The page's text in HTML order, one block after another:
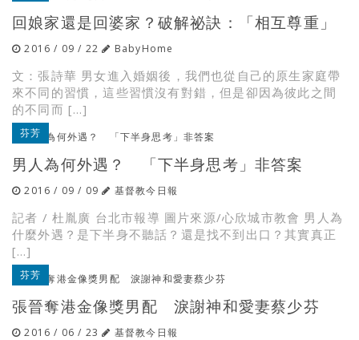
回娘家還是回婆家？破解祕訣：「相互尊重」
2016 / 09 / 22 BabyHome
文：張詩華 男女進入婚姻後，我們也從自己的原生家庭帶
來不同的習慣，這些習慣沒有對錯，但是卻因為彼此之間
的不同而 […]
芬芳
男人為何外遇？ 「下半身思考」非答案
2016 / 09 / 09 基督教今日報
記者 / 杜胤廣 台北市報導 圖片來源/心欣城市教會 男人為
什麼外遇？是下半身不聽話？還是找不到出口？其實真正
[…]
芬芳
張晉奪港金像獎男配 淚謝神和愛妻蔡少芬
2016 / 06 / 23 基督教今日報